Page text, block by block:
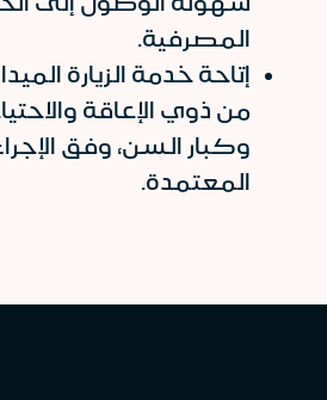
المصرفية.
إتاحة خدمة الزيارة
من ذوي الإعاقة
وكبار السن، وفق
المعتمدة.